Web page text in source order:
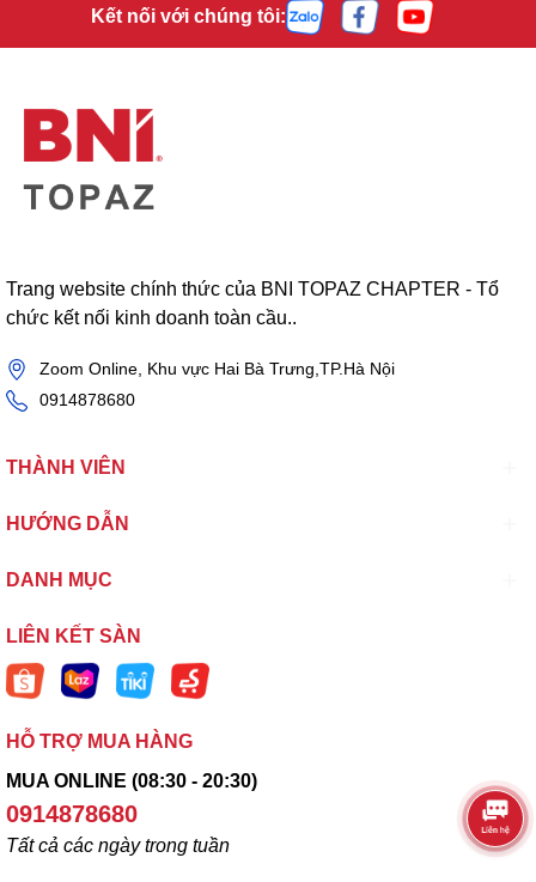
Kết nối với chúng tôi:
Trang website chính thức của BNI TOPAZ CHAPTER - Tổ
chức kết nối kinh doanh toàn cầu..
Zoom Online, Khu vực Hai Bà Trưng,TP.Hà Nội
0914878680
THÀNH VIÊN
HƯỚNG DẪN
DANH MỤC
LIÊN KẾT SÀN
HỖ TRỢ MUA HÀNG
MUA ONLINE (08:30 - 20:30)
0914878680
Tất cả các ngày trong tuần